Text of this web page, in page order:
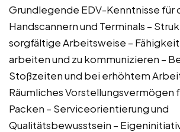
Grundlegende EDV-Kenntnisse für
Handscannern und Terminals –
sorgfältige Arbeitsweise –
arbeiten und zu kommunizieren –
Stoßzeiten und bei erhöhtem
Räumliches Vorstellungsvermögen
Packen – Serviceorientierung und
Qualitätsbewusstsein –